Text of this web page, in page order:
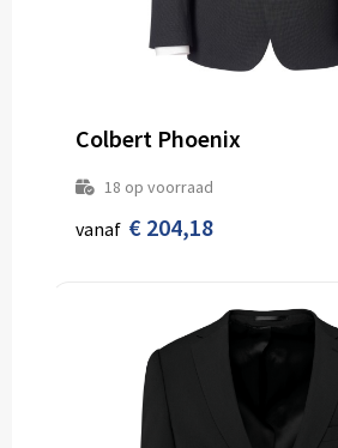
Colbert Phoenix
18 op voorraad
vanaf € 204,18